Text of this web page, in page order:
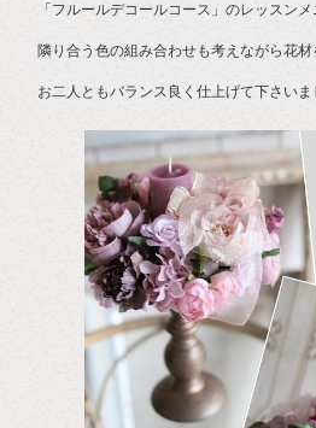
「フルールデコールコース」のレッスンメ
隣り合う色の組み合わせも考えながら花材
お二人ともバランス良く仕上げて下さいま